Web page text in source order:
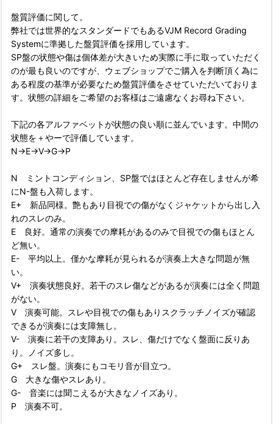
盤質評価に関して。
弊社では世界的なスタンダードでもあるVJM Record Grading
Systemに準拠した盤質評価を採用しています。
SP盤の状態や傷は個体差が大きいため実際に手に取っていただく
のが最も良いのですが、ウェブショップでご購入を判断頂く為に
ある程度の基準が必要なため盤質評価をさせていただいておりま
す。状態の詳細をご希望のお客様はご遠慮なくお尋ね下さい。
下記の各アルファベットが状態の良い順に並んでいます。中間の
状態を＋やーで評価しています。
N→E→V→G→P
N ミントコンディション、SP盤ではほとんど存在しませんが希
にN-盤も入荷します。
E+ 新品同様。艶もあり目視での傷がなくジャケットから出し入
れのスレのみ。
E 良好。通常の演奏での摩耗があるのみで目視での傷もほとん
ど無い。
E- 平均以上。僅かな摩耗が見られるが演奏上大きな問題が無
い。
V+ 演奏状態良好。若干のスレ傷などがあるが演奏には全く問題
がない。
V 演奏可能。スレや目視での傷もありスクラッチノイズが確認
できるが演奏には支障無し。
V- 演奏に若干の支障あり。スレ、傷だけでなく盤面に反りあ
り。ノイズ多し。
G+ スレ盤。演奏にもコモリ音が目立つ。
G 大きな傷やスレあり。
G- 音楽には聞こえるが大きなノイズあり。
P 演奏不可。